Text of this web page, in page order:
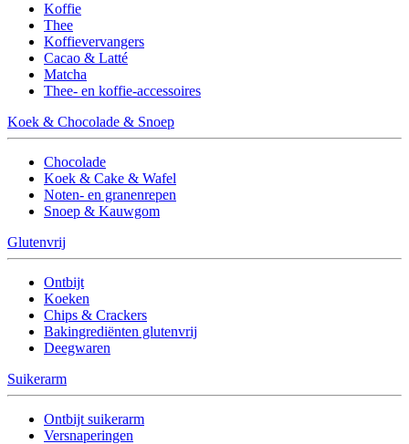
Koffie
Thee
Koffievervangers
Cacao & Latté
Matcha
Thee- en koffie-accessoires
Koek & Chocolade & Snoep
Chocolade
Koek & Cake & Wafel
Noten- en granenrepen
Snoep & Kauwgom
Glutenvrij
Ontbijt
Koeken
Chips & Crackers
Bakingrediënten glutenvrij
Deegwaren
Suikerarm
Ontbijt suikerarm
Versnaperingen